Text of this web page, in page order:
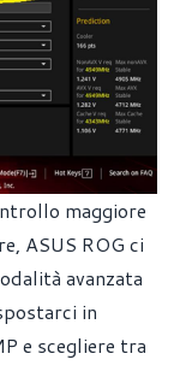
maggiore
ASUS ROG ci
avanzata
in
e scegliere tra